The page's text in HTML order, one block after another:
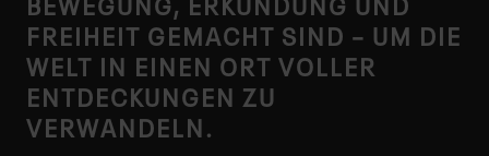
FREIHEIT GEMACHT SIND – UM DIE
WELT IN EINEN ORT VOLLER
ENTDECKUNGEN ZU
VERWANDELN.